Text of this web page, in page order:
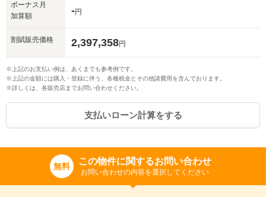
ボーナス月
加算額
-円
割賦販売価格 2,397,358円
※上記のお支払い例は、あくまでも参考例です。
※上記の金額には購入・登録に伴う、各種税金とその他諸費用を含んでおります。
※詳しくは、各販売店までお問い合わせください。
支払いローン計算をする
無料 この物件に関するお問い合わせ
お問い合わせの内容を選択してください